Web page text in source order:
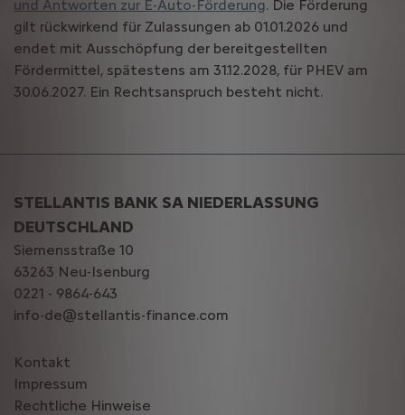
und Antworten zur E-Auto-Förderung. Die Förderung
gilt rückwirkend für Zulassungen ab 01.01.2026 und
endet mit Ausschöpfung der bereitgestellten
Fördermittel, spätestens am 31.12.2028, für PHEV am
30.06.2027. Ein Rechtsanspruch besteht nicht.
STELLANTIS BANK SA NIEDERLASSUNG
DEUTSCHLAND
Siemensstraße 10
63263 Neu-Isenburg
0221 - 9864-643
info-de@stellantis-finance.com
Kontakt
Impressum
Rechtliche Hinweise